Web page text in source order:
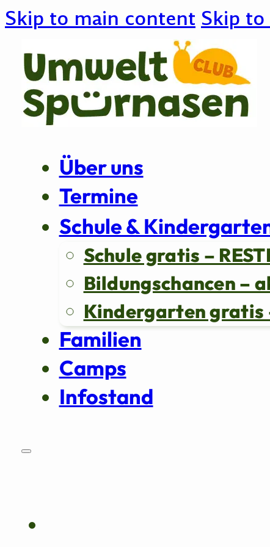
Skip to main content Skip
Über uns
Termine
Schule &
Schule gratis –
Bildungschancen –
Kindergarten gratis
Familien
Camps
Infostand